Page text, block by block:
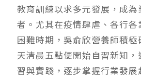
教育訓練以求多元發展，成為
者。尤其在疫情肆虐、各行各
困難時期，吳俞欣營養師積
天清晨五點便開始自習新知，
習與實踐，逐步掌握行業發